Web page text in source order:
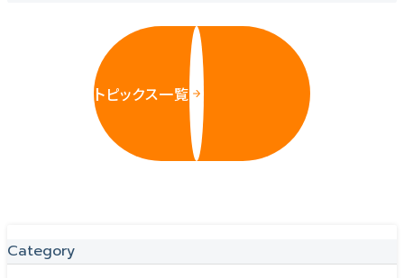
トピックス一覧
Category